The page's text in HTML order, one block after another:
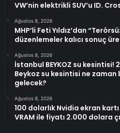
VW’nin elektrikli SUV’u ID.
Ağustos 8, 2026
MHP’li Feti Yıldız’dan
düzenlemeler kalıcı sonuç
Ağustos 8, 2026
İstanbul BEYKOZ su kesintisi!
Beykoz su kesintisi ne
gelecek?
Ağustos 8, 2026
100 dolarlık Nvidia ekran
VRAM ile fiyatı 2.000 dolara